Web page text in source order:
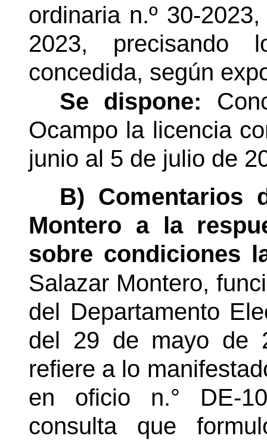
ordinaria n.º 30-
2023,
concedida, según
Se dispone:
Ocampo la licencia
junio al 5 de julio de
B) Comentarios
Montero a la
sobre condiciones
Salazar Montero,
del Departamento
del 29 de mayo de
refiere a lo
en oficio n.° DE-
consulta que